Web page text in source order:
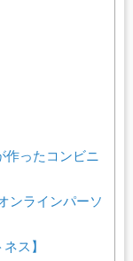
作ったコンビニ
ンラインパーソ
ス】